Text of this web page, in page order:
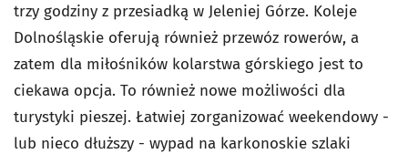
trzy godziny z przesiadką w Jeleniej Górze. Koleje
Dolnośląskie oferują również przewóz rowerów, a
zatem dla miłośników kolarstwa górskiego jest to
ciekawa opcja. To również nowe możliwości dla
turystyki pieszej. Łatwiej zorganizować weekendowy -
lub nieco dłuższy - wypad na karkonoskie szlaki